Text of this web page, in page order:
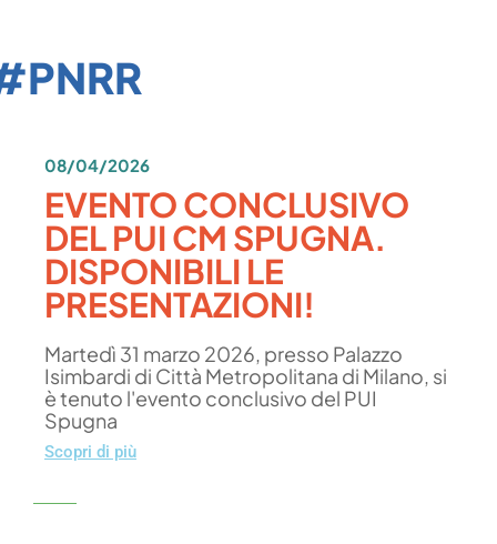
08/04/2026
EVENTO CONCLUSIVO
DEL PUI CM SPUGNA.
DISPONIBILI LE
PRESENTAZIONI!
Martedì 31 marzo 2026, presso Palazzo
Isimbardi di Città Metropolitana di Milano, si
è tenuto l'evento conclusivo del PUI
Spugna
Scopri di più